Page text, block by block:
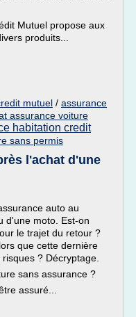
Mutuel propose aux
produits...
mutuel / assurance
assurance voiture
habitation credit
sans permis
l'achat d'une
auto au
d'une moto. Est-on
le trajet du retour ?
que cette dernière
? Décryptage.
sans assurance ?
assuré...